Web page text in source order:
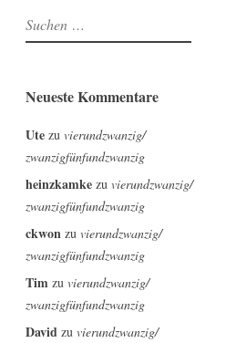
Suchen
nach:
Neueste Kommentare
Ute zu vierundzwanzig/
zwanzigfünfundzwanzig
heinzkamke zu vierundzwanzig/
zwanzigfünfundzwanzig
ckwon zu vierundzwanzig/
zwanzigfünfundzwanzig
Tim zu vierundzwanzig/
zwanzigfünfundzwanzig
David zu vierundzwanzig/